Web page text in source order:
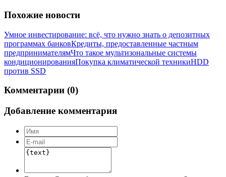
Похожие новости
Умное инвестирование: всё, что нужно знать о депозитных
программах банковКредиты, предоставленные частным
предпринимателямЧто такое мультизональные системы
кондиционированияПокупка климатической техникиHDD
против SSD
Комментарии (0)
Добавление комментария